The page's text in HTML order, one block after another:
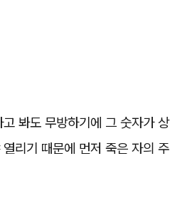
봐도 무방하기에 그 숫자가 상
리기 때문에 먼저 죽은 자의 주